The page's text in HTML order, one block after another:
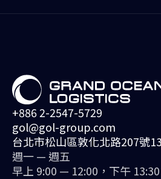
+886 2-2547-5729
gol@gol-group.com
台北市松山區敦化北路207號
週一 — 週五
早上 9:00 — 12:00，下午